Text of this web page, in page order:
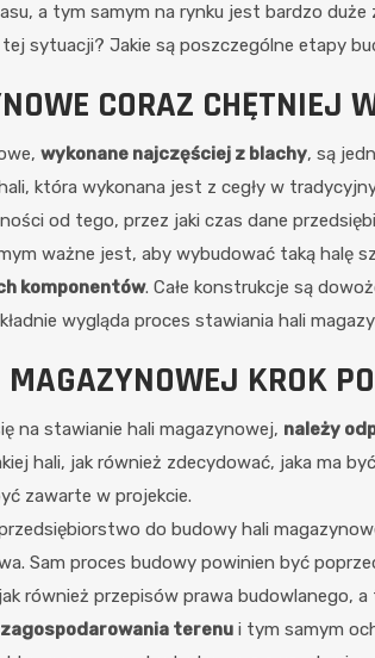
a tym samym na rynku jest bardzo
sytuacji? Jakie są poszczególne etapy
CORAZ CHĘTNIEJ
wykonane najczęściej z blachy, są
która wykonana jest z cegły w
od tego, przez jaki czas dane
ważne jest, aby wybudować taką halę
komponentów. Całe konstrukcje są
wygląda proces stawiania hali
KROK
na stawianie hali magazynowej, należy
hali, jak również zdecydować, jaka ma
zawarte w projekcie.
do budowy hali
Sam proces budowy powinien być
również przepisów prawa budowlanego,
terenu i tym samym